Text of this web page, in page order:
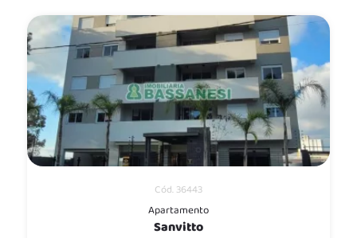
Cód. 36443
Apartamento
Sanvitto